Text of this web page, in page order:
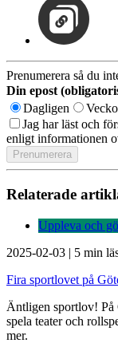
Prenumerera så du
Din epost
Dagligen
Jag har läst och
enligt informationen
Relaterade
Uppleva och
2025-02-03 | 5 min
Fira sportlovet på
Äntligen sportlov! På
spela teater och
mer.